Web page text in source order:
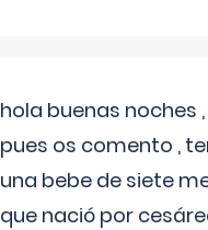
hola buenas noches ,
pues os comento ,
una bebe de siete
que nació por